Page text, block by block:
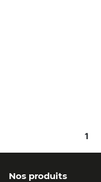
1
Nos produits